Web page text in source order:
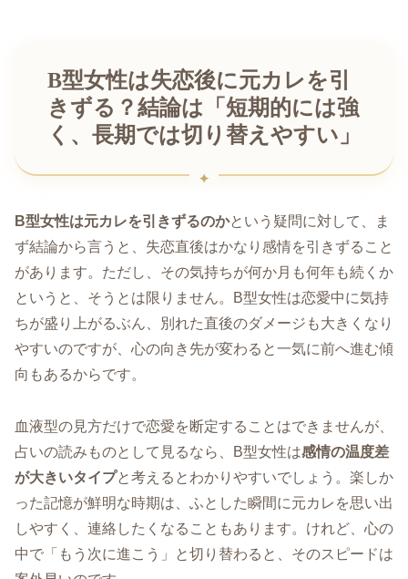
B型女性は失恋後に元カレを引
きずる？結論は「短期的には強
く、長期では切り替えやすい」
B型女性は元カレを引きずるのかという疑問に対して、ま
ず結論から言うと、失恋直後はかなり感情を引きずること
があります。ただし、その気持ちが何か月も何年も続くか
というと、そうとは限りません。B型女性は恋愛中に気持
ちが盛り上がるぶん、別れた直後のダメージも大きくなり
やすいのですが、心の向き先が変わると一気に前へ進む傾
向もあるからです。
血液型の見方だけで恋愛を断定することはできませんが、
占いの読みものとして見るなら、B型女性は感情の温度差
が大きいタイプと考えるとわかりやすいでしょう。楽しか
った記憶が鮮明な時期は、ふとした瞬間に元カレを思い出
しやすく、連絡したくなることもあります。けれど、心の
中で「もう次に進こう」と切り替わると、そのスピードは